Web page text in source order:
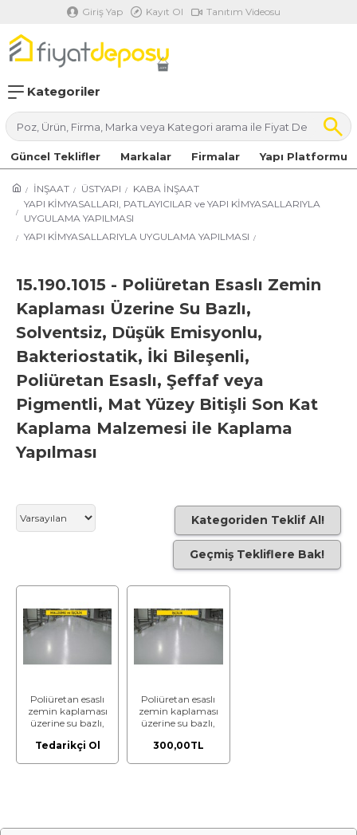
Giriş Yap Kayıt Ol Tanıtım Videosu
Kategoriler
Güncel Teklifler Markalar Firmalar Yapı Platformu
İNŞAAT ÜSTYAPI
KABA İNŞAAT
YAPI KİMYASALLARI, PATLAYICILAR ve YAPI KİMYASALLARIYLA
UYGULAMA YAPILMASI
YAPI KİMYASALLARIYLA UYGULAMA YAPILMASI
15.190.1015 - Poliüretan Esaslı Zemin
Kaplaması Üzerine Su Bazlı,
Solventsiz, Düşük Emisyonlu,
Bakteriostatik, İki Bileşenli,
Poliüretan Esaslı, Şeffaf veya
Pigmentli, Mat Yüzey Bitişli Son Kat
Kaplama Malzemesi ile Kaplama
Yapılması
Kategoriden Teklif Al!
Geçmiş Tekliflere Bak!
Poliüretan esaslı
zemin kaplaması
üzerine su bazlı,
emisyonlu,
kat kaplama
Tedarikçi Ol
Poliüretan esaslı
zemin kaplaması
üzerine su bazlı,
emisyonlu,
kat kaplama
300,00TL